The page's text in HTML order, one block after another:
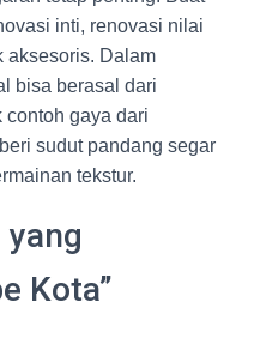
inti, renovasi nilai
aksesoris. Dalam
bisa berasal dari
contoh gaya dari
sudut pandang segar
tekstur.
yang
Kota”